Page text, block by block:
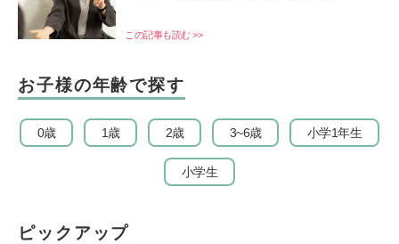
この記事も読む >>
お子様の年齢で探す
0歳 1歳 2歳 3~6歳 小学1年生
小学生
ピックアップ